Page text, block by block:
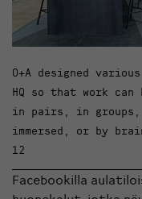
O+A designed
HQ so that work can
in pairs, in groups,
immersed, or by
12
Facebookilla